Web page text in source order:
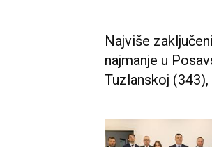
Najviše
najmanje u
Tuzlanskoj